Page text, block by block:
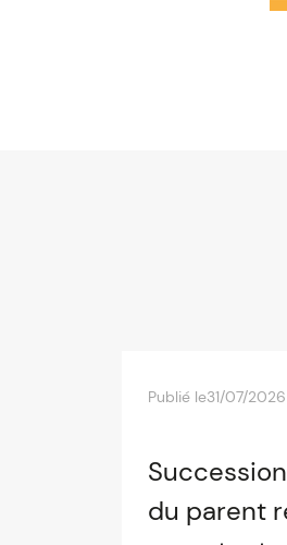
Publié le31/07/2026
du parent